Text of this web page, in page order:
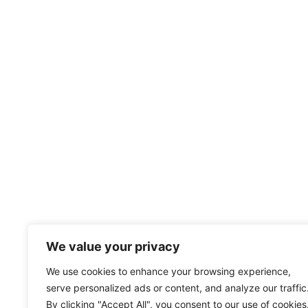
We value your privacy
We use cookies to enhance your browsing experience,
serve personalized ads or content, and analyze our
By clicking "Accept All", you consent to our use of